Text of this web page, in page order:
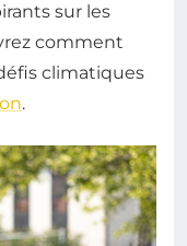
sur les
comment
climatiques
.